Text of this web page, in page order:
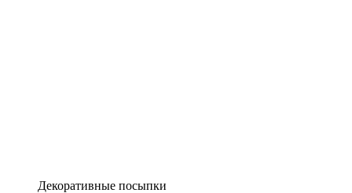
Декоративные посыпки